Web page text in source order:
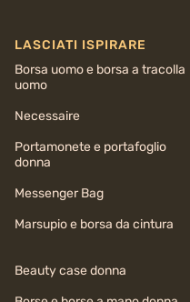
LASCIATI ISPIRARE
Borsa uomo e borsa a tracolla
uomo
Necessaire
Portamonete e portafoglio
donna
Messenger Bag
Marsupio e borsa da cintura
Beauty case donna